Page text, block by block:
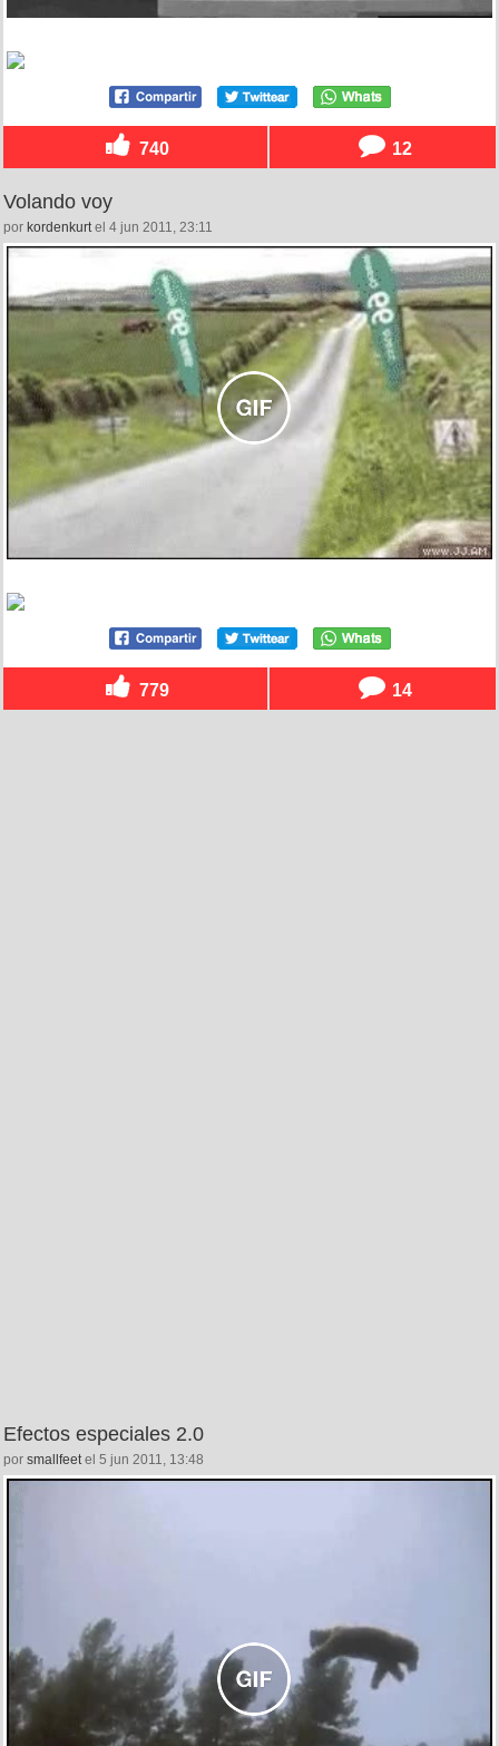
740 12
Volando voy
por kordenkurt el 4 jun 2011, 23:11
779 14
Efectos especiales 2.0
por smallfeetel 5 jun 2011, 13:48